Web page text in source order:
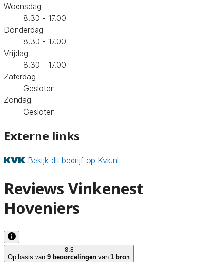
Woensdag
8.30 - 17.00
Donderdag
8.30 - 17.00
Vrijdag
8.30 - 17.00
Zaterdag
Gesloten
Zondag
Gesloten
Externe links
Bekijk dit bedrijf op Kvk.nl
Reviews Vinkenest
Hoveniers
8.8
Op basis van 9 beoordelingen van 1 bron